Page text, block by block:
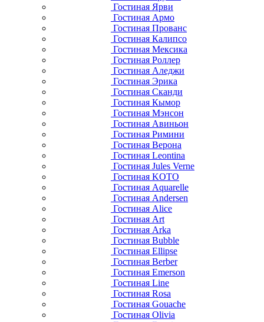
Гостиная Ярви
Гостиная Армо
Гостиная Прованс
Гостиная Калипсо
Гостиная Мексика
Гостиная Роллер
Гостиная Аледжи
Гостиная Эрика
Гостиная Сканди
Гостиная Кымор
Гостиная Мэнсон
Гостиная Авиньон
Гостиная Римини
Гостиная Верона
Гостиная Leontina
Гостиная Jules Verne
Гостиная KOTO
Гостиная Aquarelle
Гостиная Andersen
Гостиная Alice
Гостиная Art
Гостиная Arka
Гостиная Bubble
Гостиная Ellipse
Гостиная Berber
Гостиная Emerson
Гостиная Line
Гостиная Rosa
Гостиная Gouache
Гостиная Olivia